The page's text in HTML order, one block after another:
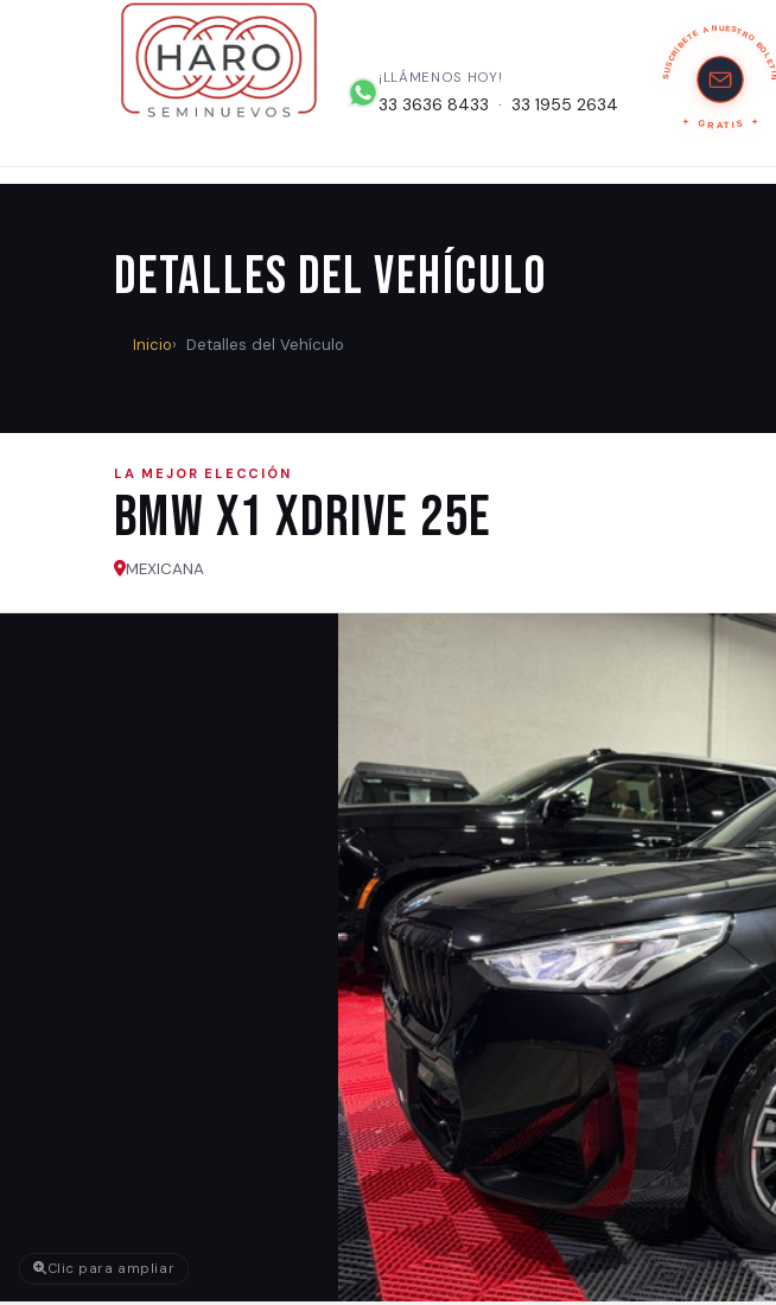
¡LLÁMENOS HOY!
33 3636 8433 · 33 1955 2634
SUSCRÍBETE A NUESTRO BOLETÍN
GRATIS
Detalles del Vehículo
Inicio Detalles del Vehículo
LA MEJOR ELECCIÓN
BMW X1 xDRIVE 25e
MEXICANA
Clic para ampliar